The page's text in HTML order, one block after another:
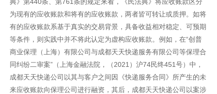
为现有的应收账款和将有的应收账款，两者皆可转让或质押。如将
有的应收账款系基于真实的交易背景，具备收益相对稳定、可预期
等条件，则实践中并不将此认定为虚构应收账款。例如，在“创普
商业保理（上海）有限公司与成都天天快递服务有限公司等保理合
同纠纷二审案”（上海金融法院，（2021）沪74民终451号）中，
成都天天快递公司以其与客户之间因《快递服务合同》所产生的未
来应收账款向保理公司进行融资，其后，成都天天快递公司以案涉